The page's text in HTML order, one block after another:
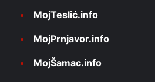
MojTeslić.info
MojPrnjavor.info
MojŠamac.info